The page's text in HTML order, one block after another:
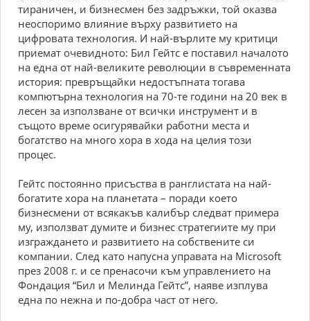
тираничен, и бизнесмен без задръжки, той оказва
неоспоримо влияние върху развитието на
цифровата технология. И най-върлите му критици
приемат очевидното: Бил Гейтс е поставил началото
на една от най-великите революции в съвременната
история: превръщайки недостъпната тогава
компютърна технология на 70-те години на 20 век в
лесен за използване от всички инструмент и в
същото време осигурявайки работни места и
богатство на много хора в хода на целия този
процес.
Гейтс постоянно присъства в ранглистата на най-
богатите хора на планетата – поради което
бизнесмени от всякакъв калибър следват примера
му, използват думите и бизнес стратегиите му при
изграждането и развитието на собствените си
компании. След като напусна управата на Microsoft
през 2008 г. и се пренасочи към управлението на
Фондация “Бил и Мелинда Гейтс”, наяве изплува
една по нежна и по-добра част от него.